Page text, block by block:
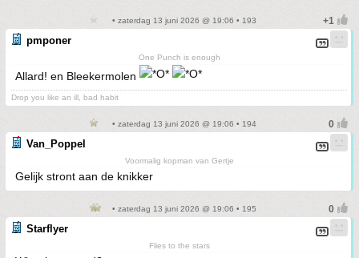
• zaterdag 13 juni 2026 @ 19:06 • 193
pmponer
One Punch is enough
Allard! en Bleekermolen
Drop you like an ill, bad habit
• zaterdag 13 juni 2026 @ 19:06 • 194
Van_Poppel
Voormalig kopman van Gertje
Gelijk stront aan de knikker
• zaterdag 13 juni 2026 @ 19:06 • 195
Starflyer
Flies to the stars